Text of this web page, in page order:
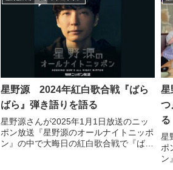
ストを見てすごく嬉しくなっちゃった」
と話し、番組内でも『Family Song』を
オンエアーしていました。
手
思
星野源 2024年紅白歌合戦『ばら
ばら』弾き語りを語る
星野源さんが2025年1月1日放送のニッ
ポン放送『星野源のオールナイトニッポ
ン』の中で大晦日の紅白歌合戦で『ばら
星
つ
る
星
ポ
ン